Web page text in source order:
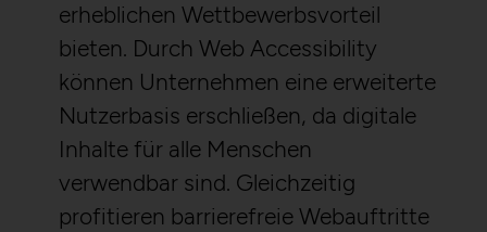
erheblichen Wettbewerbsvorteil
bieten. Durch Web Accessibility
können Unternehmen eine erweiterte
Nutzerbasis erschließen, da digitale
Inhalte für alle Menschen
verwendbar sind. Gleichzeitig
profitieren barrierefreie Webauftritte